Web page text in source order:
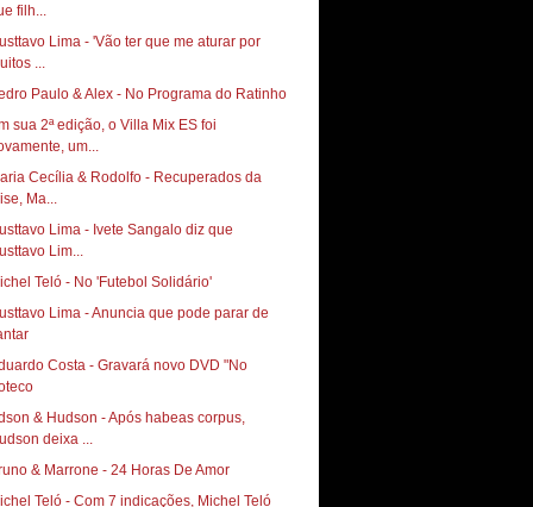
filh...
Lima - 'Vão ter que me aturar por
...
Paulo & Alex - No Programa do Ratinho
sua 2ª edição, o Villa Mix ES foi
um...
Cecília & Rodolfo - Recuperados da
Ma...
Lima - Ivete Sangalo diz que
Lim...
Teló - No 'Futebol Solidário'
Lima - Anuncia que pode parar de
Costa - Gravará novo DVD "No
& Hudson - Após habeas corpus,
deixa ...
& Marrone - 24 Horas De Amor
Teló - Com 7 indicações, Michel Teló